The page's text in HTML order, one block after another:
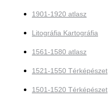
1901-1920 atlasz
Litográfia Kartográfia
1561-1580 atlasz
1521-1550 Térképészet
1501-1520 Térképészet